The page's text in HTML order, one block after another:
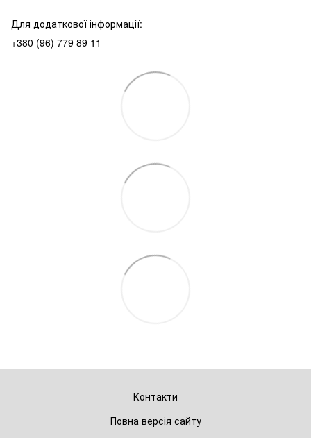
Для додаткової інформації:
+380 (96) 779 89 11
Контакти
Повна версія сайту